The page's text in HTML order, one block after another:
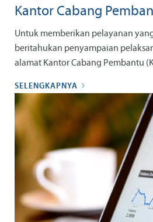
Kantor Cabang
Nagoya Prioritas
2026
Untuk memberikan pelayanan
beritahukan penyampaian
alamat Kantor Cabang Pembantu
SELENGKAPNYA